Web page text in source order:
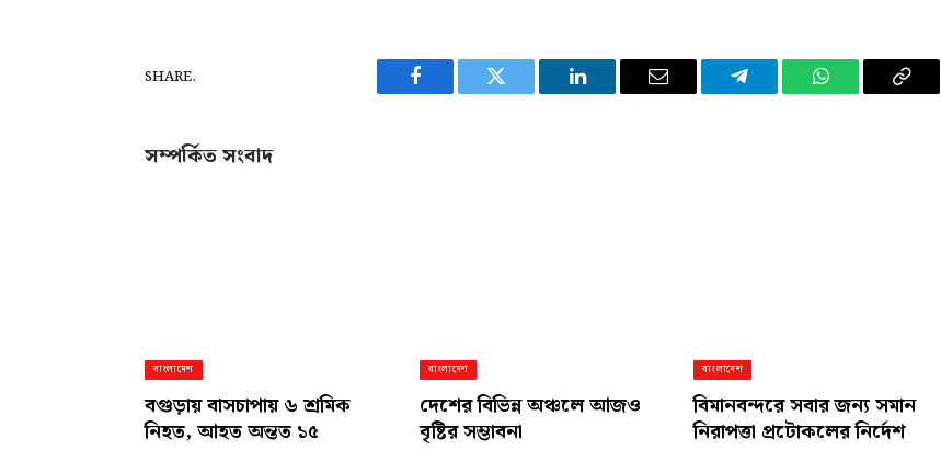
SHARE.
Facebook Twitter LinkedIn Email Telegram WhatsAppCopy
সম্পর্কিত সংবাদ
বাংলাদেশ
বগুড়ায় বাসচাপায় ৬ শ্রমিক
নিহত, আহত অন্তত ১৫
বাংলাদেশ
দেশের বিভিন্ন অঞ্চলে আজও
বৃষ্টির সম্ভাবনা
বাংলাদেশ
বিমানবন্দরে সবার জন্য সমান
নিরাপত্তা প্রটোকলের নির্দেশ